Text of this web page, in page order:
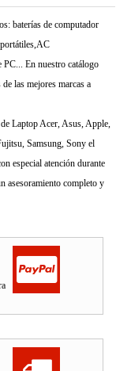
baterías de computador
PC... En nuestro catálogo
las mejores marcas a
Laptop Acer, Asus, Apple,
Samsung, Sony el
especial atención durante
asesoramiento completo y